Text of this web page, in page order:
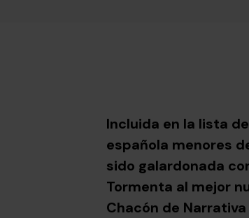
CONSULTAR
Incluida en la lista
española menores
sido galardonada
Tormenta al mejor
Chacón de